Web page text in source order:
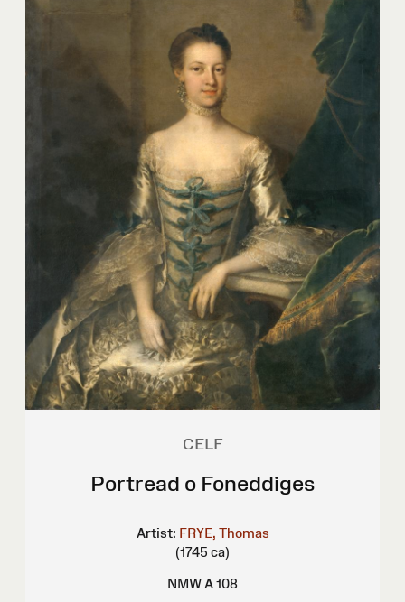
CELF
Portread o Foneddiges
Artist: FRYE, Thomas
(1745 ca)
NMW A 108